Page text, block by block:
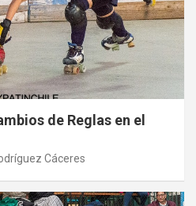
de Reglas en el
Cáceres